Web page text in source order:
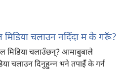
चलाउन नदिँदा म के गरूँ?
मिडिया चलाउँछन्‌? आमाबुबाले
चलाउन दिनुहुन्‍न भने तपाईँ के गर्न